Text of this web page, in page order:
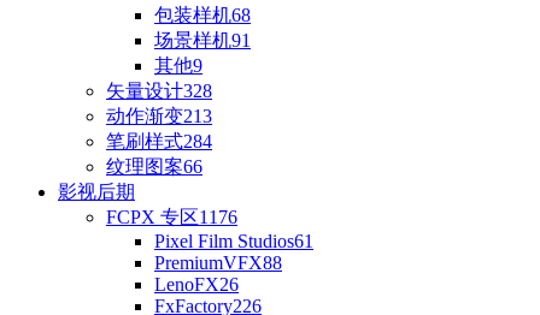
包装样机68
场景样机91
其他9
矢量设计328
动作渐变213
笔刷样式284
纹理图案66
影视后期
FCPX 专区1176
Pixel Film Studios61
PremiumVFX88
LenoFX26
FxFactory226